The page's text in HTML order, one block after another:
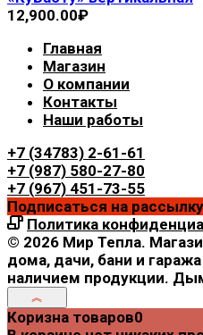
12,900.00₽
Главная
Магазин
О компании
Контакты
Наши работы
+7 (34783) 2-61-61
+7 (987) 580-27-80
+7 (967) 451-73-55
Подписаться на рассылку
Политика
© 2026 Мир Тепла.
дома, дачи, бани и
наличием продукции.
Коризна товаров0